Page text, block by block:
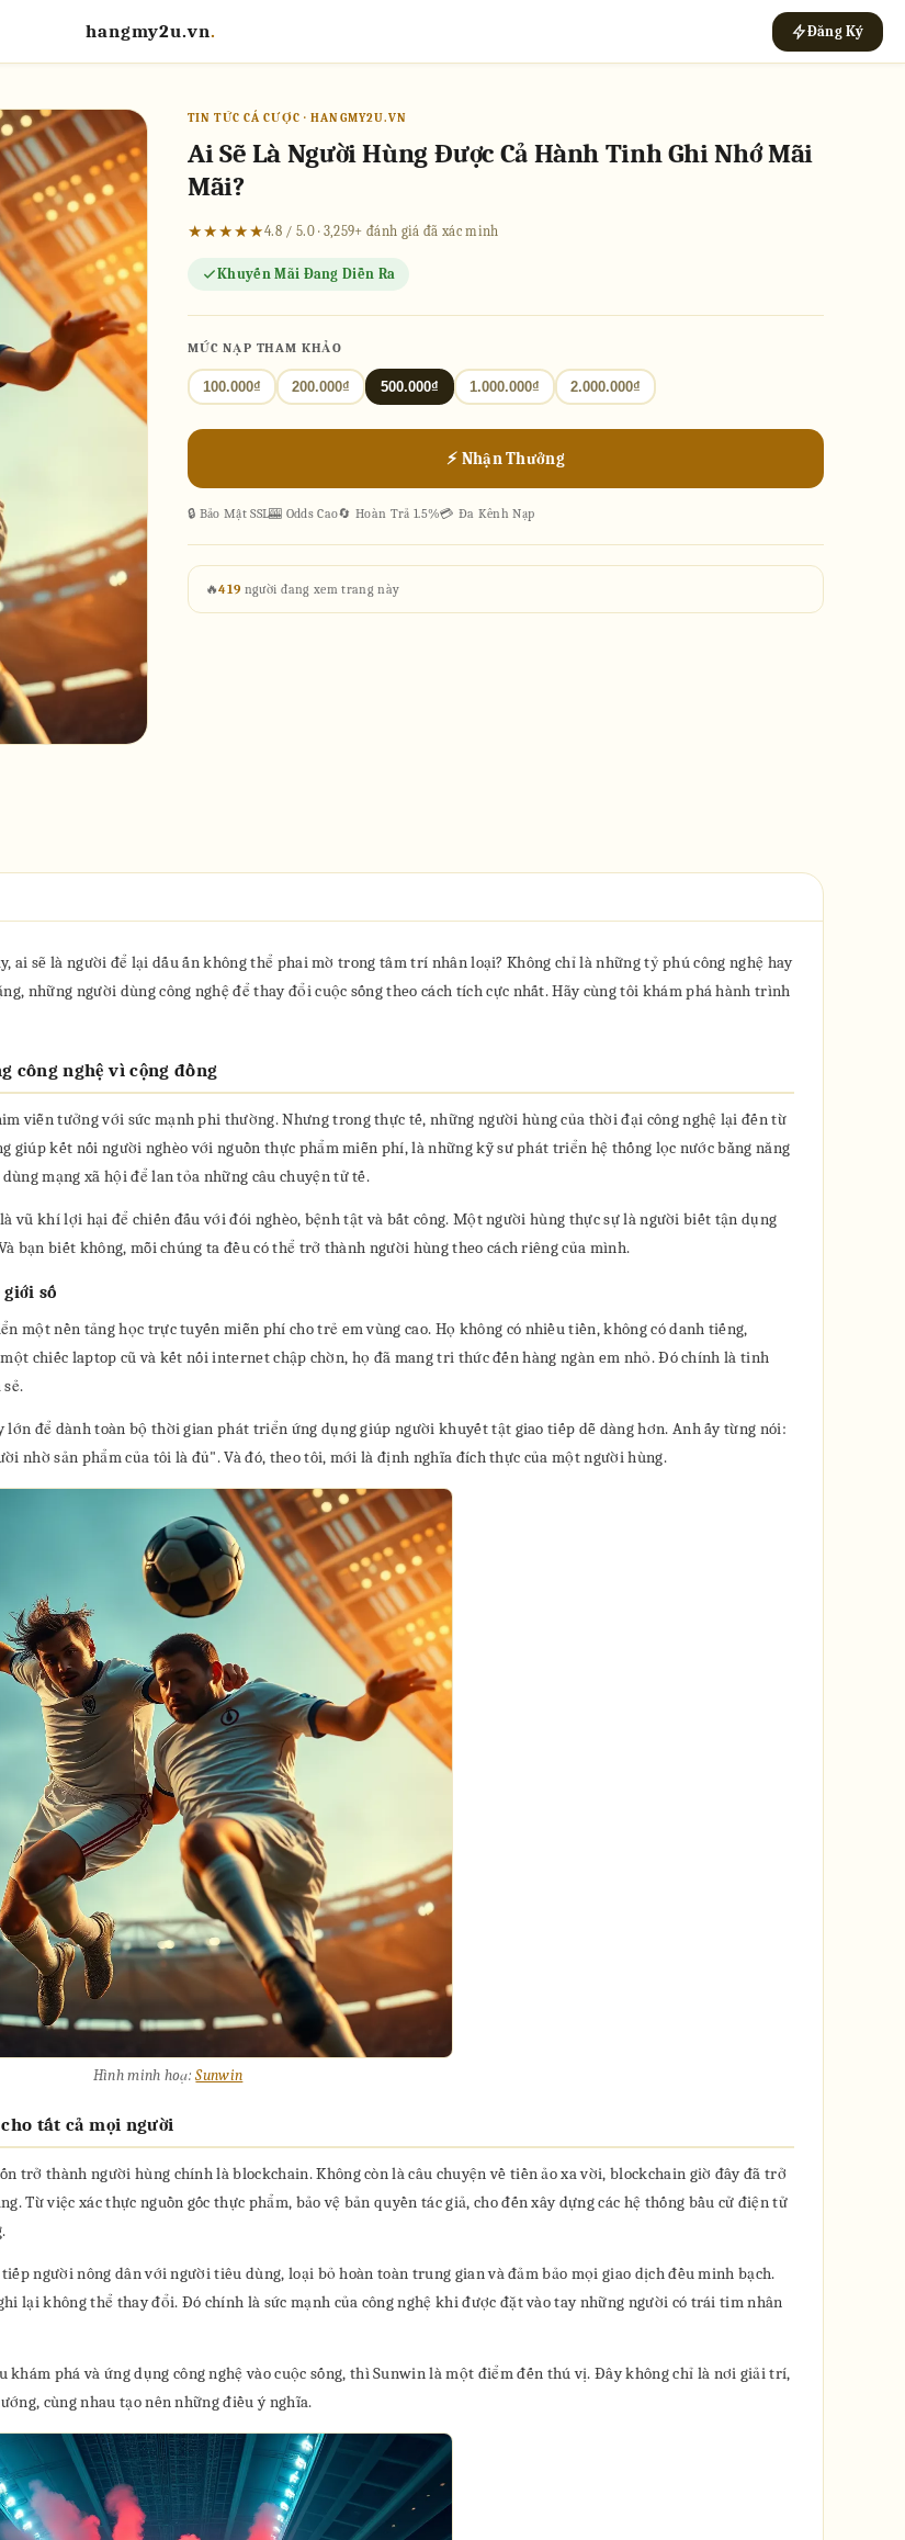
hangmy2u.vn. Đăng Ký
TIN TỨC CÁ CƯỢC · HANGMY2U.VN
Ai Sẽ Là Người Hùng Được Cả Hành Tinh Ghi Nhớ Mãi
Mãi?
★★★★★4.8 / 5.0 · 3,259+ đánh giá đã xác minh
Khuyến Mãi Đang Diễn Ra
MỨC NẠP THAM KHẢO
100.000₫ 200.000₫ 500.000₫ 1.000.000₫ 2.000.000₫
⚡ Nhận Thưởng
🔒 Bảo Mật SSL🎰 Odds Cao🔄 Hoàn Trả 1.5%💳 Đa Kênh Nạp
🔥419 người đang xem trang này
ai sẽ là người để lại dấu ấn không thể phai mờ trong tâm trí nhân loại? Không chỉ là những tỷ phú công nghệ hay
những người dùng công nghệ để thay đổi cuộc sống theo cách tích cực nhất. Hãy cùng tôi khám phá hành trình
công nghệ vì cộng đồng
viễn tưởng với sức mạnh phi thường. Nhưng trong thực tế, những người hùng của thời đại công nghệ lại đến từ
kết nối người nghèo với nguồn thực phẩm miễn phí, là những kỹ sư phát triển hệ thống lọc nước bằng năng
mạng xã hội để lan tỏa những câu chuyện tử tế.
vũ khí lợi hại để chiến đấu với đói nghèo, bệnh tật và bất công. Một người hùng thực sự là người biết tận dụng
bạn biết không, mỗi chúng ta đều có thể trở thành người hùng theo cách riêng của mình.
số
một nền tảng học trực tuyến miễn phí cho trẻ em vùng cao. Họ không có nhiều tiền, không có danh tiếng,
chiếc laptop cũ và kết nối internet chập chờn, họ đã mang tri thức đến hàng ngàn em nhỏ. Đó chính là tinh
lớn để dành toàn bộ thời gian phát triển ứng dụng giúp người khuyết tật giao tiếp dễ dàng hơn. Anh ấy từng nói:
nhờ sản phẩm của tôi là đủ". Và đó, theo tôi, mới là định nghĩa đích thực của một người hùng.
Hình minh hoạ:Sunwin
tất cả mọi người
trở thành người hùng chính là blockchain. Không còn là câu chuyện về tiền ảo xa vời, blockchain giờ đây đã trở
Từ việc xác thực nguồn gốc thực phẩm, bảo vệ bản quyền tác giả, cho đến xây dựng các hệ thống bầu cử điện tử
người nông dân với người tiêu dùng, loại bỏ hoàn toàn trung gian và đảm bảo mọi giao dịch đều minh bạch.
lại không thể thay đổi. Đó chính là sức mạnh của công nghệ khi được đặt vào tay những người có trái tim nhân
phá và ứng dụng công nghệ vào cuộc sống, thì Sunwin là một điểm đến thú vị. Đây không chỉ là nơi giải trí,
cùng nhau tạo nên những điều ý nghĩa.